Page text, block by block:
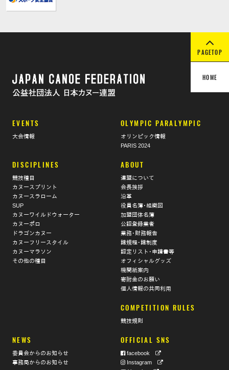
PAGETOP
HOME
EVENTS OLYMPIC PARALYMPIC
大会情報
オリンピック情報
PARIS 2024
DISCIPLINES ABOUT
競技種目
連盟について
カヌースプリント
会長挨拶
カヌースラローム
沿革
SUP
役員名簿･組織図
カヌーワイルドウォーター
加盟団体名簿
カヌーポロ
公認登録業者
ドラゴンカヌー
業務･財務報告
カヌーフリースタイル
諸規程･諸制度
カヌーマラソン
認定リスト･申請書等
その他の種目
オフィシャルグッズ
機関紙案内
寄附金のお願い
個人情報の共同利用
COMPETITION RULES
競技規則
NEWS OFFICIAL SNS
委員会からのお知らせ
facebook
事務局からのお知らせ
Instagram